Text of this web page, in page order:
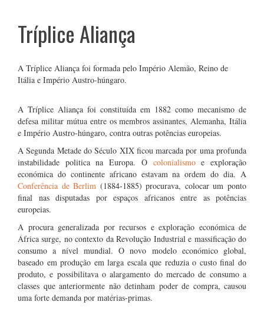
Tríplice Aliança
A Tríplice Aliança foi formada pelo Império Alemão, Reino de
Itália e Império Austro-húngaro.
A Tríplice Aliança foi constituída em 1882 como mecanismo de
defesa militar mútua entre os membros assinantes, Alemanha, Itália
e Império Austro-húngaro, contra outras potências europeias.
A Segunda Metade do Século XIX ficou marcada por uma profunda
instabilidade politica na Europa. O colonialismoe exploração
económica do continente africano estavam na ordem do dia. A
Conferência de Berlim (1884-1885) procurava, colocar um ponto
final nas disputadas por espaços africanos entre as potências
europeias.
A procura generalizada por recursos e exploração económica de
África surge, no contexto da Revolução Industrial e massificação do
consumo a nível mundial. O novo modelo económico global,
baseado em produção em larga escala que reduzia o custo final do
produto, e possibilitava o alargamento do mercado de consumo a
classes que anteriormente não detinham poder de compra, causou
uma forte demanda por matérias-primas.